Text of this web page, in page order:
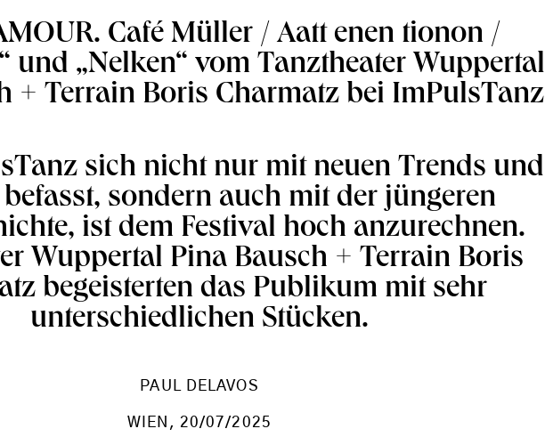
Café Müller / Aatt enen tionon /
und „Nelken“ vom Tanztheater Wuppertal
+ Terrain Boris Charmatz bei ImPulsTanz
sich nicht nur mit neuen Trends und
sondern auch mit der jüngeren
ist dem Festival hoch anzurechnen.
Wuppertal Pina Bausch + Terrain Boris
begeisterten das Publikum mit sehr
unterschiedlichen Stücken.
PAUL DELAVOS
WIEN , 20/07/2025